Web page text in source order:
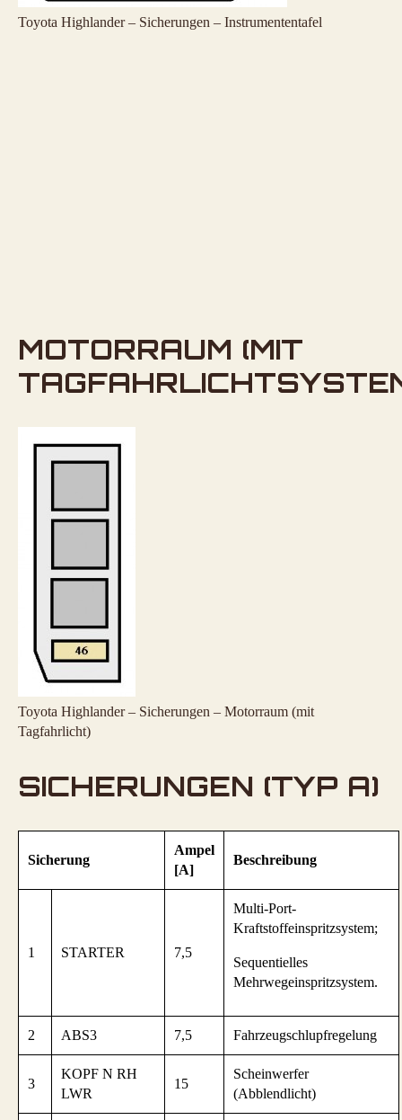
Toyota Highlander – Sicherungen – Instrumententafel
MOTORRAUM (MIT
Toyota Highlander – Sicherungen – Motorraum (mit
Tagfahrlicht)
SICHERUNGEN (TYP A)
Sicherung
Ampel
[A]
Beschreibung
1 STARTER 7,5
Multi-Port-
Kraftstoffeinspritzsystem;
Sequentielles
Mehrwegeinspritzsystem.
2 ABS3 7,5 Fahrzeugschlupfregelung
3
KOPF N RH
LWR
15
Scheinwerfer
(Abblendlicht)